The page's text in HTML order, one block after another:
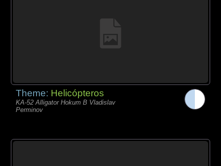
Theme: Helicópteros
KA-52 Alligator Hokum B Vladislav
Perminov